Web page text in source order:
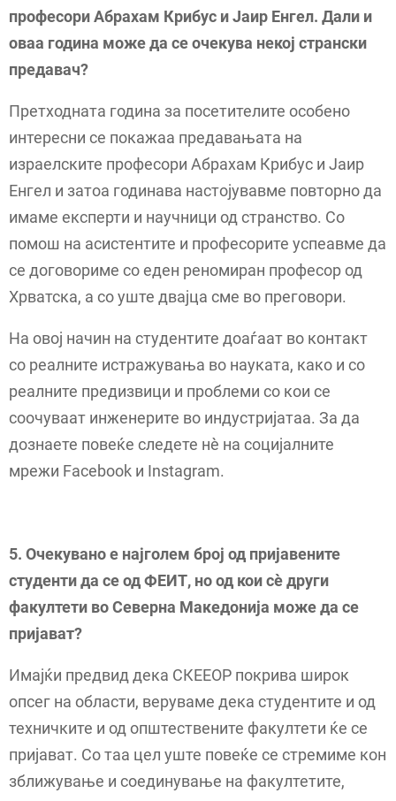
професори Абрахам Крибус и Јаир Енгел. Дали и
оваа година може да се очекува некој странски
предавач?
Претходната година за посетителите особено
интересни се покажаа предавањата на
израелските професори Абрахам Крибус и Јаир
Енгел и затоа годинава настојувавме повторно да
имаме експерти и научници од странство. Со
помош на асистентите и професорите успеавме да
се договориме со еден реномиран професор од
Хрватска, а со уште двајца сме во преговори.
На овој начин на студентите доаѓаат во контакт
со реалните истражувања во науката, како и со
реалните предизвици и проблеми со кои се
соочуваат инженерите во индустријатаа. За да
дознаете повеќе следете нè на социјалните
мрежи Facebook и Instagram.
5. Очекувано е најголем број од пријавените
студенти да се од ФЕИТ, но од кои сè други
факултети во Северна Македонија може да се
пријават?
Имајќи предвид дека СКЕЕОР покрива широк
опсег на области, веруваме дека студентите и од
техничките и од општествените факултети ќе се
пријават. Со таа цел уште повеќе се стремиме кон
зближување и соединување на факултетите,